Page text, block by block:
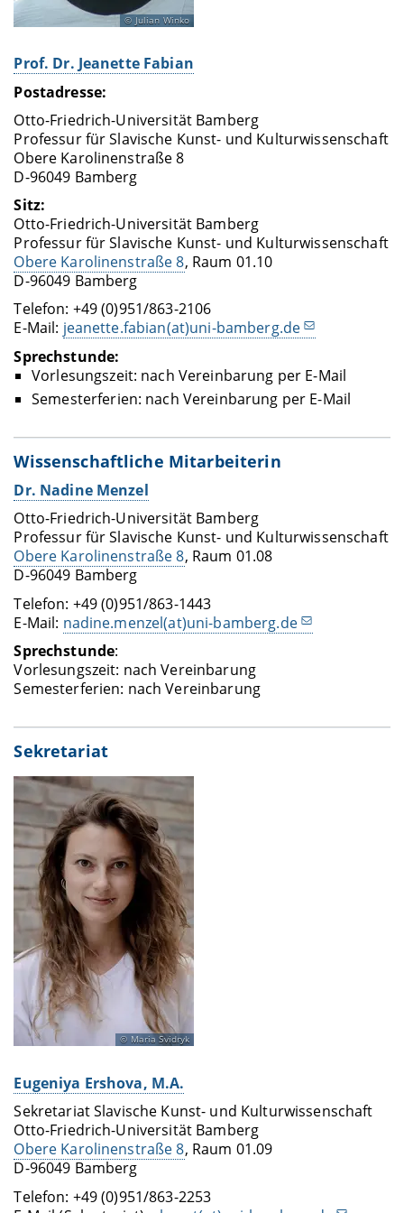
Julian Winko
Prof. Dr. Jeanette Fabian
Postadresse:
Otto-Friedrich-Universität Bamberg
Professur für Slavische Kunst- und Kulturwissenschaft
Obere Karolinenstraße 8
D-96049 Bamberg
Sitz:
Otto-Friedrich-Universität Bamberg
Professur für Slavische Kunst- und Kulturwissenschaft
Obere Karolinenstraße 8, Raum 01.10
D-96049 Bamberg
Telefon: +49 (0)951/863-2106
E-Mail: jeanette.fabian(at)uni-bamberg.de
Sprechstunde:
Vorlesungszeit: nach Vereinbarung per E-Mail
Semesterferien: nach Vereinbarung per E-Mail
Wissenschaftliche Mitarbeiterin
Dr. Nadine Menzel
Otto-Friedrich-Universität Bamberg
Professur für Slavische Kunst- und Kulturwissenschaft
Obere Karolinenstraße 8, Raum 01.08
D-96049 Bamberg
Telefon: +49 (0)951/863-1443
E-Mail: nadine.menzel(at)uni-bamberg.de
Sprechstunde:
Vorlesungszeit: nach Vereinbarung
Semesterferien: nach Vereinbarung
Sekretariat
Maria Svidryk
Eugeniya Ershova, M.A.
Sekretariat Slavische Kunst- und Kulturwissenschaft
Otto-Friedrich-Universität Bamberg
Obere Karolinenstraße 8, Raum 01.09
D-96049 Bamberg
Telefon: +49 (0)951/863-2253